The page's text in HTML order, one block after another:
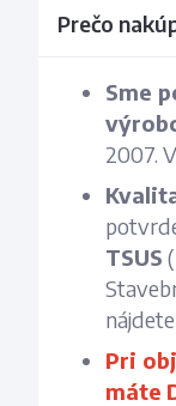
Prečo
Sme
2007.
TSUS
Pri
máte